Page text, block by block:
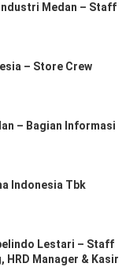
Medan – Staff
– Store Crew
– Bagian Informasi
Indonesia Tbk
Lestari – Staff
Manager & Kasir